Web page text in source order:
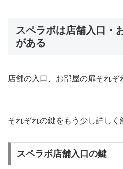
スペラボは店舗入口・
がある
店舗の入口、お部屋の扉それぞ
それぞれの鍵をもう少し詳しく
スペラボ店舗入口の鍵